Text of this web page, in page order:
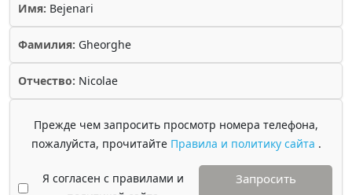
Имя: Bejenari
Фамилия: Gheorghe
Отчество: Nicolae
Прежде чем запросить просмотр номера телефона,
пожалуйста, прочитайте Правила и политику сайта .
Я согласен с правилами и
Запросить